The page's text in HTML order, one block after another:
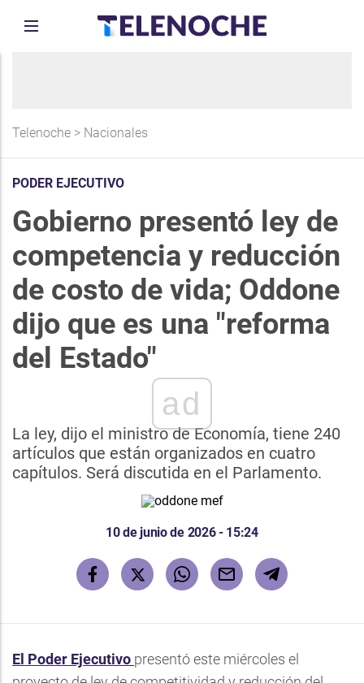
Telenoche > Nacionales
PODER EJECUTIVO
Gobierno presentó ley de
competencia y reducción
de costo de vida; Oddone
dijo que es una "reforma
del Estado"
ad
La ley, dijo el ministro de Economía, tiene 240
artículos que están organizados en cuatro
capítulos. Será discutida en el Parlamento.
10 de junio de 2026 - 15:24
El Poder Ejecutivo presentó este miércoles el